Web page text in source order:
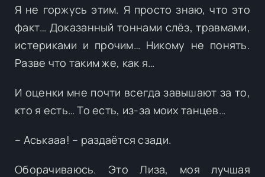
Я не горжусь этим. Я просто знаю, что это
факт… Доказанный тоннами слёз, травмами,
истериками и прочим… Никому не понять.
Разве что таким же, как я…
И оценки мне почти всегда завышают за то,
кто я есть… То есть, из-за моих танцев…
– Аськааа! – раздаётся сзади.
Оборачиваюсь. Это Лиза, моя лучшая